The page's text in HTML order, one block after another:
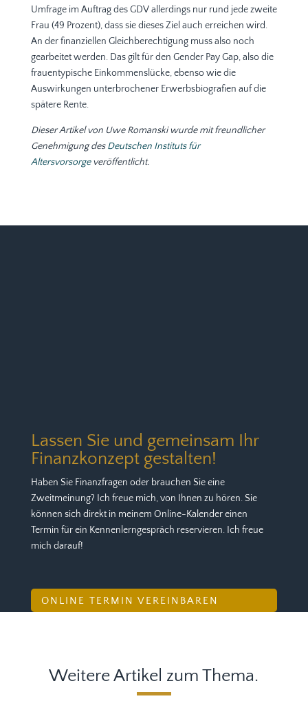
Umfrage im Auftrag des GDV allerdings nur rund jede zweite
Frau (49 Prozent), dass sie dieses Ziel auch erreichen wird.
An der finanziellen Gleichberechtigung muss also noch
gearbeitet werden. Das gilt für den Gender Pay Gap, also die
frauentypische Einkommenslücke, ebenso wie die
Auswirkungen unterbrochener Erwerbsbiografien auf die
spätere Rente.
Dieser Artikel von Uwe Romanski wurde mit freundlicher
Genehmigung desDeutschen Instituts für
Altersvorsorgeveröffentlicht.
Lassen Sie und gemeinsam Ihr
Finanzkonzept gestalten!
Haben Sie Finanzfragen oder brauchen Sie eine
Zweitmeinung? Ich freue mich, von Ihnen zu hören. Sie
können sich direkt in meinem Online-Kalender einen
Termin für ein Kennenlerngespräch reservieren. Ich freue
mich darauf!
ONLINE TERMIN VEREINBAREN
Weitere Artikel zum Thema.